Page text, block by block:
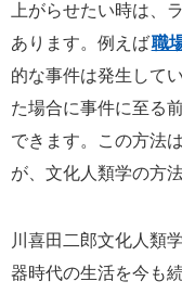
上がらせたい時は、
あります。例えば職
的な事件は発生して
た場合に事件に至る
できます。この方法
が、文化人類学の方
川喜田二郎文化人類
器時代の生活を今も